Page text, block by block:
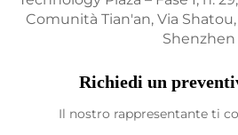
Comunità Tian'an, Via
Shenzhen
Richiedi un
Il nostro rappresentante ti